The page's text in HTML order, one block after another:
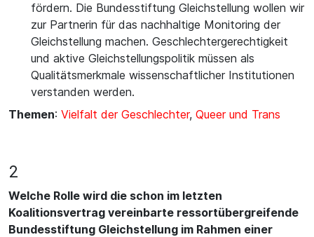
fördern. Die Bundesstiftung Gleichstellung wollen wir
zur Partnerin für das nachhaltige Monitoring der
Gleichstellung machen. Geschlechtergerechtigkeit
und aktive Gleichstellungspolitik müssen als
Qualitätsmerkmale wissenschaftlicher Institutionen
verstanden werden.
Themen: Vielfalt der Geschlechter, Queer und Trans
2
Welche Rolle wird die schon im letzten
Koalitionsvertrag vereinbarte ressortübergreifende
Bundesstiftung Gleichstellung im Rahmen einer